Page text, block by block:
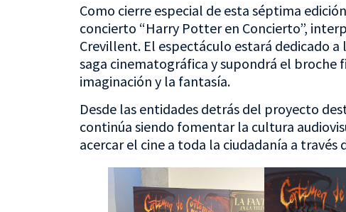
Como cierre especial de esta séptima
concierto “Harry Potter en Concierto”,
Crevillent. El espectáculo estará dedicado
saga cinematográfica y supondrá el broche
imaginación y la fantasía.
Desde las entidades detrás del proyecto
continúa siendo fomentar la cultura
acercar el cine a toda la ciudadanía a